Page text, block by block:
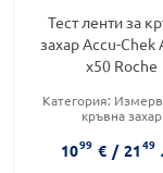
Тест ленти за
захар Accu-Chek
х50 Roche
Категория:
кръвна захар
възрастни/
Форма на
1099 € / 2149